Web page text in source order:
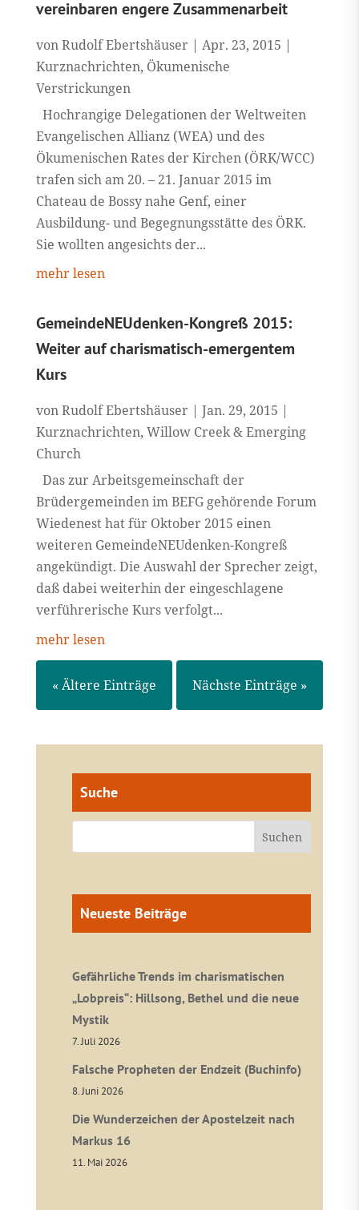
vereinbaren engere Zusammenarbeit
vonRudolf Ebertshäuser | Apr. 23, 2015 |
Kurznachrichten, Ökumenische
Verstrickungen
Hochrangige Delegationen der Weltweiten
Evangelischen Allianz (WEA) und des
Ökumenischen Rates der Kirchen (ÖRK/WCC)
trafen sich am 20. – 21. Januar 2015 im
Chateau de Bossy nahe Genf, einer
Ausbildung- und Begegnungsstätte des ÖRK.
Sie wollten angesichts der...
mehr lesen
GemeindeNEUdenken-Kongreß 2015:
Weiter auf charismatisch-emergentem
Kurs
vonRudolf Ebertshäuser | Jan. 29, 2015 |
Kurznachrichten, Willow Creek & Emerging
Church
Das zur Arbeitsgemeinschaft der
Brüdergemeinden im BEFG gehörende Forum
Wiedenest hat für Oktober 2015 einen
weiteren GemeindeNEUdenken-Kongreß
angekündigt. Die Auswahl der Sprecher zeigt,
daß dabei weiterhin der eingeschlagene
verführerische Kurs verfolgt...
mehr lesen
« Ältere Einträge Nächste Einträge »
Suche
Neueste Beiträge
Gefährliche Trends im charismatischen
„Lobpreis“: Hillsong, Bethel und die neue
Mystik
7. Juli 2026
Falsche Propheten der Endzeit (Buchinfo)
8. Juni 2026
Die Wunderzeichen der Apostelzeit nach
Markus 16
11. Mai 2026